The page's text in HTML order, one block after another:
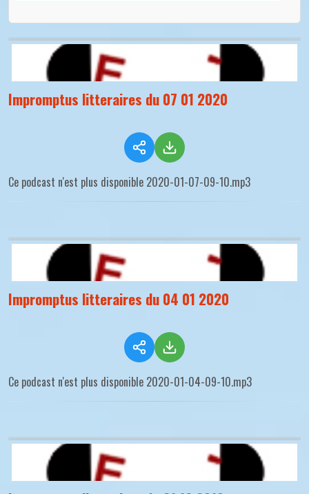
Impromptus litteraires du 07 01 2020
Ce podcast n'est plus disponible 2020-01-07-09-10.mp3
Impromptus litteraires du 04 01 2020
Ce podcast n'est plus disponible 2020-01-04-09-10.mp3